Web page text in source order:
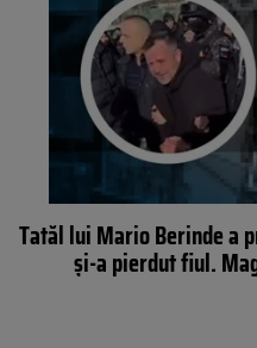
Tatăl lui Mario Berinde a
și-a pierdut fiul.